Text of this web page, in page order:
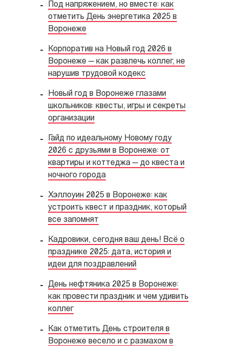
Под напряжением, но вместе: как
отметить День энергетика 2025 в
Воронеже
Корпоратив на Новый год 2026 в
Воронеже — как развлечь коллег, не
нарушив трудовой кодекс
Новый год в Воронеже глазами
школьников: квесты, игры и секреты
организации
Гайд по идеальному Новому году
2026 с друзьями в Воронеже: от
квартиры и коттеджа — до квеста и
ночного города
Хэллоуин 2025 в Воронеже: как
устроить квест и праздник, который
все запомнят
Кадровики, сегодня ваш день! Всё о
празднике 2025: дата, история и
идеи для поздравлений
День нефтяника 2025 в Воронеже:
как провести праздник и чем удивить
коллег
Как отметить День строителя в
Воронеже весело и с размахом в